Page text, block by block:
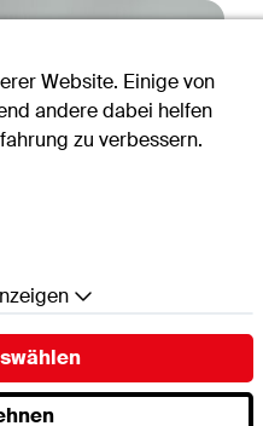
Website. Einige von
andere dabei helfen
zu verbessern.
grundlegende
einwandfreie Funktion